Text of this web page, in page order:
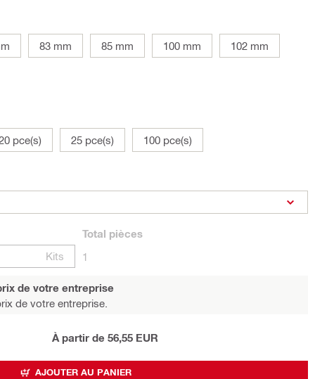
83 mm 85 mm 100 mm 102 mm
pce(s) 25 pce(s) 100 pce(s)
Kits
Total pièces
1
de votre entreprise
de votre entreprise.
À partir de 56,55 EUR
AJOUTER AU PANIER